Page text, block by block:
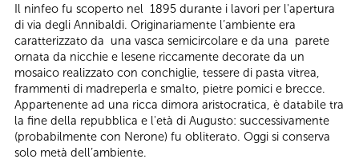
Il ninfeo fu scoperto nel 1895 durante i lavori per l'apertura
di via degli Annibaldi. Originariamente l’ambiente era
caratterizzato da una vasca semicircolare e da una parete
ornata da nicchie e lesene riccamente decorate da un
mosaico realizzato con conchiglie, tessere di pasta vitrea,
frammenti di madreperla e smalto, pietre pomici e brecce.
Appartenente ad una ricca dimora aristocratica, è databile tra
la fine della repubblica e l'età di Augusto: successivamente
(probabilmente con Nerone) fu obliterato. Oggi si conserva
solo metà dell’ambiente.